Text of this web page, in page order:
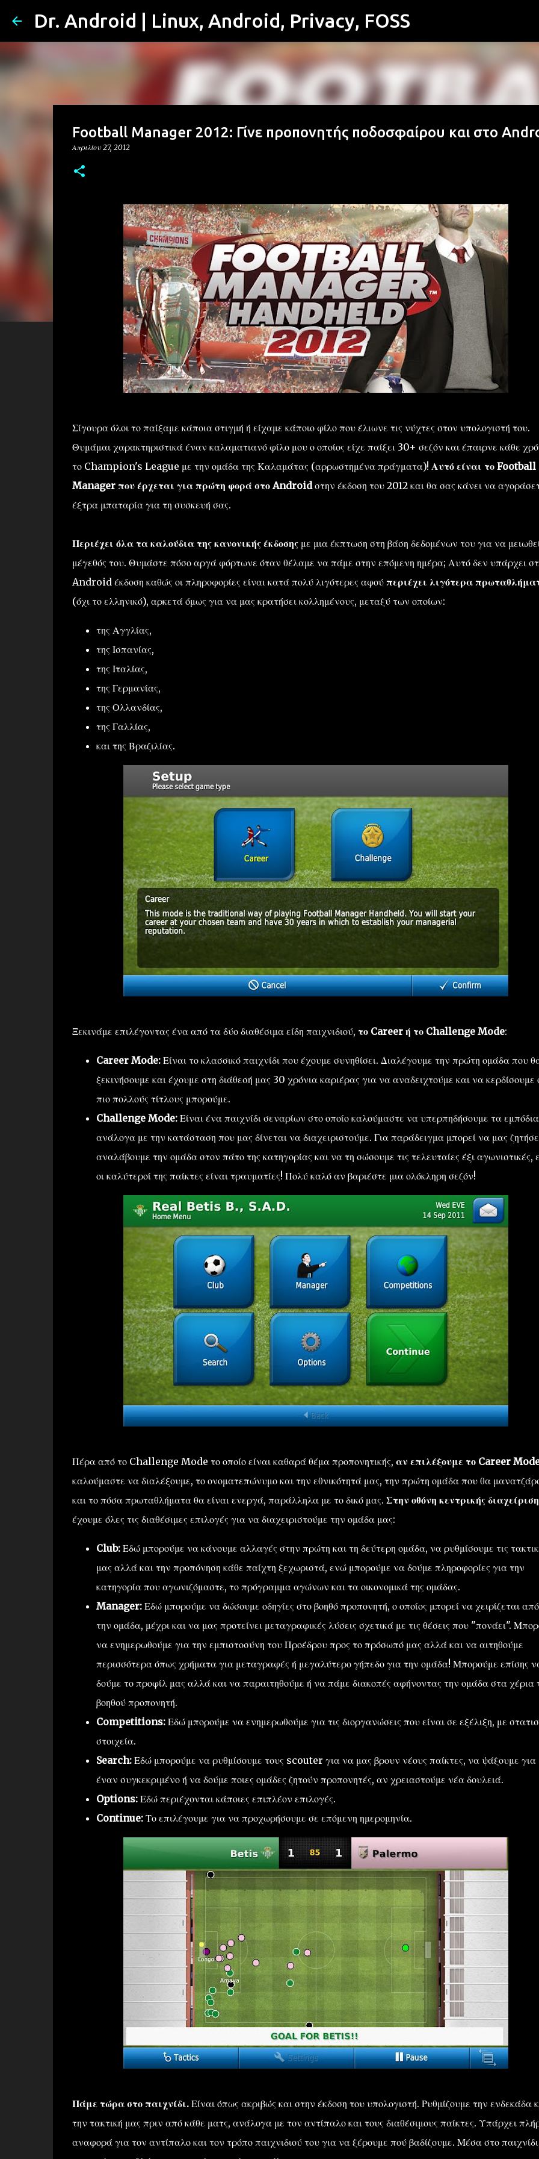
Μετάβαση στο κύριο περιεχόμενο
Dr. Android | Linux, Android, Privacy, FOSS
Football Manager 2012: Γίνε προπονητής ποδοσφαίρου και στο
Απριλίου 27, 2012
Σίγουρα όλοι το παίξαμε κάποια στιγμή ή είχαμε κάποιο φίλο που έλιωνε τις νύχτες στον υπολογιστή του.
Θυμάμαι χαρακτηριστικά έναν καλαματιανό φίλο μου ο οποίος είχε παίξει 30+ σεζόν και έπαιρνε κάθε
το Champion's League με την ομάδα της Καλαμάτας (αρρωστημένα πράγματα)! Αυτό είναι το Football
Manager που έρχεται για πρώτη φορά στο Androidστην έκδοση του 2012 και θα σας κάνει να
έξτρα μπαταρία για τη συσκευή σας.
Περιέχει όλα τα καλούδια της κανονικής έκδοσηςμε μια έκπτωση στη βάση δεδομένων του για να
μέγεθός του. Θυμάστε πόσο αργά φόρτωνε όταν θέλαμε να πάμε στην επόμενη ημέρα; Αυτό δεν υπάρχει
Android έκδοση καθώς οι πληροφορίες είναι κατά πολύ λιγότερες αφού περιέχει λιγότερα
(όχι το ελληνικό), αρκετά όμως για να μας κρατήσει κολλημένους, μεταξύ των οποίων:
της Αγγλίας,
της Ισπανίας,
της Ιταλίας,
της Γερμανίας,
της Ολλανδίας,
της Γαλλίας,
και της Βραζιλίας.
Ξεκινάμε επιλέγοντας ένα από τα δύο διαθέσιμα είδη παιχνιδιού, το Career ή το Challenge Mode:
Career Mode:Είναι το κλασσικό παιχνίδι που έχουμε συνηθίσει. Διαλέγουμε την πρώτη ομάδα που
ξεκινήσουμε και έχουμε στη διάθεσή μας 30 χρόνια καριέρας για να αναδειχτούμε και να κερδίσουμε
πιο πολλούς τίτλους μπορούμε.
Challenge Mode:Είναι ένα παιχνίδι σεναρίων στο οποίο καλούμαστε να υπερπηδήσουμε τα εμπόδια
ανάλογα με την κατάσταση που μας δίνεται να διαχειριστούμε. Για παράδειγμα μπορεί να μας
αναλάβουμε την ομάδα στον πάτο της κατηγορίας και να τη σώσουμε τις τελευταίες έξι αγωνιστικές,
οι καλύτεροί της παίκτες είναι τραυματίες! Πολύ καλό αν βαριέστε μια ολόκληρη σεζόν!
Πέρα από το Challenge Mode το οποίο είναι καθαρά θέμα προπονητικής, αν επιλέξουμε το Career
καλούμαστε να διαλέξουμε, το ονοματεπώνυμο και την εθνικότητά μας, την πρώτη ομάδα που θα
και το πόσα πρωταθλήματα θα είναι ενεργά, παράλληλα με το δικό μας. Στην οθόνη κεντρικής
έχουμε όλες τις διαθέσιμες επιλογές για να διαχειριστούμε την ομάδα μας:
Club:Εδώ μπορούμε να κάνουμε αλλαγές στην πρώτη και τη δεύτερη ομάδα, να ρυθμίσουμε τις
μας αλλά και την προπόνηση κάθε παίχτη ξεχωριστά, ενώ μπορούμε να δούμε πληροφορίες για την
κατηγορία που αγωνιζόμαστε, το πρόγραμμα αγώνων και τα οικονομικά της ομάδας.
Manager:Εδώ μπορούμε να δώσουμε οδηγίες στο βοηθό προπονητή, ο οποίος μπορεί να χειρίζεται
την ομάδα, μέχρι και να μας προτείνει μεταγραφικές λύσεις σχετικά με τις θέσεις που "πονάει".
να ενημερωθούμε για την εμπιστοσύνη του Προέδρου προς το πρόσωπό μας αλλά και να αιτηθούμε
περισσότερα όπως χρήματα για μεταγραφές ή μεγαλύτερο γήπεδο για την ομάδα! Μπορούμε επίσης
δούμε το προφίλ μας αλλά και να παραιτηθούμε ή να πάμε διακοπές αφήνοντας την ομάδα στα χέρια
βοηθού προπονητή.
Competitions:Εδώ μπορούμε να ενημερωθούμε για τις διοργανώσεις που είναι σε εξέλιξη, με
στοιχεία.
Search: Εδώ μπορούμε να ρυθμίσουμε τους scouter για να μας βρουν νέους παίκτες, να ψάξουμε για
έναν συγκεκριμένο ή να δούμε ποιες ομάδες ζητούν προπονητές, αν χρειαστούμε νέα δουλειά.
Options:Εδώ περιέχονται κάποιες επιπλέον επιλογές.
Continue:Το επιλέγουμε για να προχωρήσουμε σε επόμενη ημερομηνία.
Πάμε τώρα στο παιχνίδι.Είναι όπως ακριβώς και στην έκδοση του υπολογιστή. Ρυθμίζουμε την ενδεκάδα
την τακτική μας πριν από κάθε ματς, ανάλογα με τον αντίπαλο και τους διαθέσιμους παίκτες. Υπάρχει
αναφορά για τον αντίπαλο και τον τρόπο παιχνιδιού του για να ξέρουμε πού βαδίζουμε. Μέσα στο